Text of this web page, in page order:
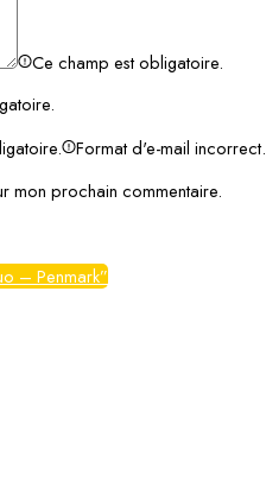
Ce champ est obligatoire.
Format d'e-mail incorrect.
mon prochain commentaire.
– Penmark”